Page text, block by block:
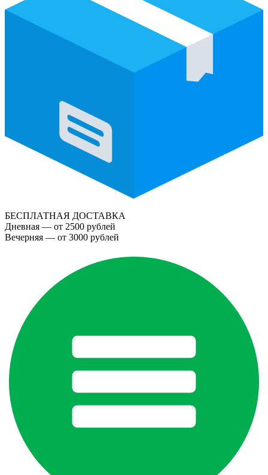
БЕСПЛАТНАЯ ДОСТАВКА
Дневная — от 2500 рублей
Вечерняя — от 3000 рублей